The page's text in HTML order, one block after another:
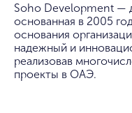
Soho Development —
основанная в 2005
основания
надежный и
реализовав
проекты в ОАЭ.